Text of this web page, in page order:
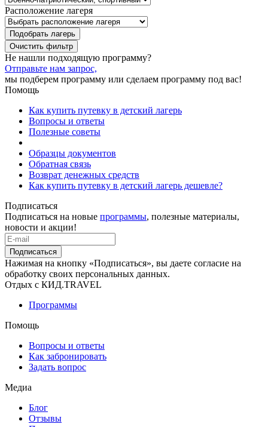
Расположение лагеря
Подобрать лагерь
Не нашли подходящую программу?
Отправьте нам запрос,
мы подберем программу или сделаем программу под вас!
Помощь
Как купить путевку в детский лагерь
Вопросы и ответы
Полезные советы
Образцы документов
Обратная связь
Возврат денежных средств
Как купить путевку в детский лагерь дешевле?
Подписаться
Подписаться на новые программы, полезные материалы,
новости и акции!
Подписаться
Нажимая на кнопку «Подписаться», вы даете согласие на
обработку своих персональных данных.
Отдых с КИД.TRAVEL
Программы
Помощь
Вопросы и ответы
Как забронировать
Задать вопрос
Медиа
Блог
Отзывы